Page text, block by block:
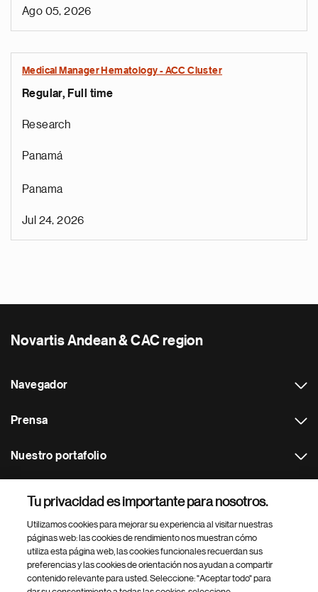
Ago 05, 2026
Medical Manager Hematology - ACC Cluster
Regular, Full time
Research
Panamá
Panama
Jul 24, 2026
Novartis Andean & CAC region
Navegador
Prensa
Nuestro portafolio
Footer Site Search
Tu privacidad es importante para nosotros.
Utilizamos cookies para mejorar su experiencia al visitar nuestras
páginas web: las cookies de rendimiento nos muestran cómo
utiliza esta página web, las cookies funcionales recuerdan sus
preferencias y las cookies de orientación nos ayudan a compartir
contenido relevante para usted. Seleccione: "Aceptar todo" para